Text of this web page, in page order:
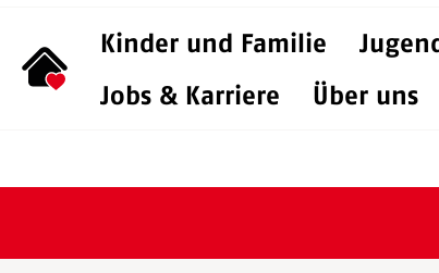
Kinder und Familie
Jobs & Karriere
Über uns